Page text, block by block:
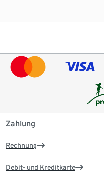
Zahlung
Rechnung
Debit- und Kreditkarte